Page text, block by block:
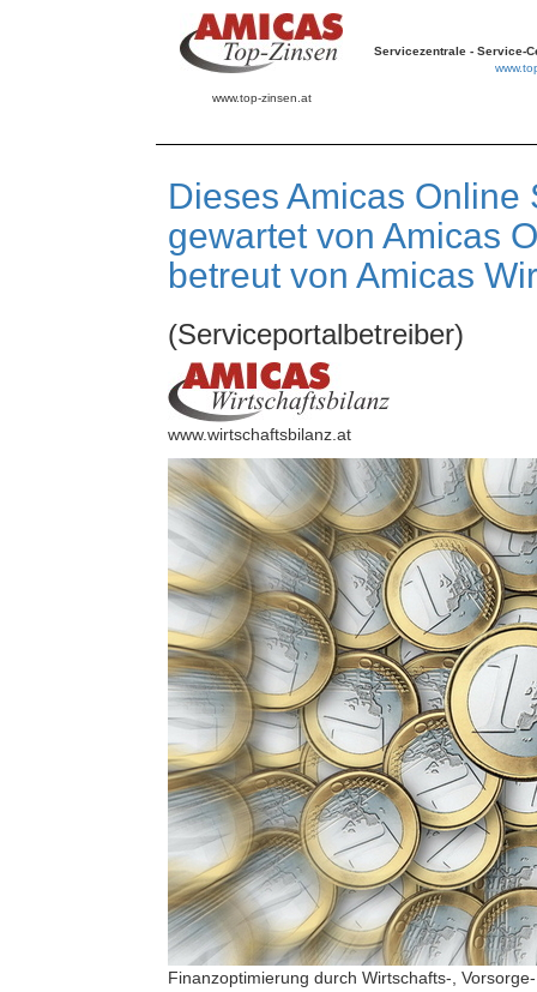
www.top-zinsen.at
Servicezentrale - Service-
Dieses Amicas
gewartet von Amicas
betreut von Amicas
(Serviceportalbetreiber)
www.wirtschaftsbilanz.at
Finanzoptimierung durch Wirtschafts-,